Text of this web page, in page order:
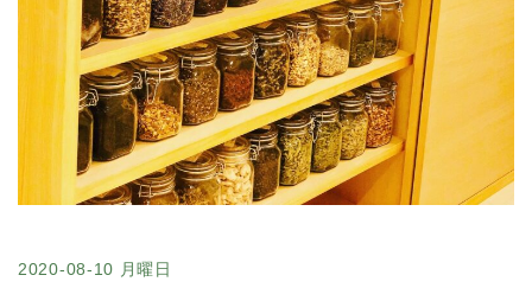
2020-08-10 月曜日